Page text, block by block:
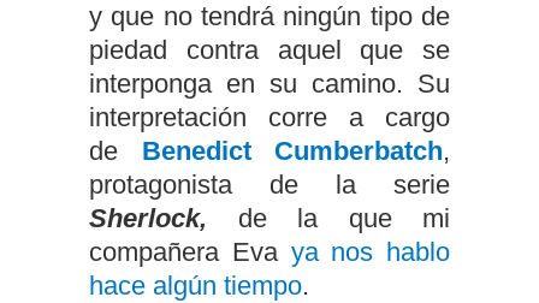
y que no tendrá ningún tipo de
piedad contra aquel que se
interponga en su camino. Su
interpretación corre a cargo
de Benedict Cumberbatch,
protagonista de la serie
Sherlock, de la que mi
compañera Eva ya nos hablo
hace algún tiempo.